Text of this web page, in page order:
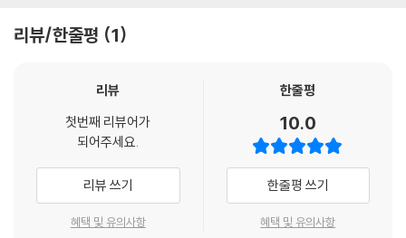
리뷰/한줄평 1
리뷰
첫번째 리뷰어가
되어주세요.
리뷰 쓰기
혜택 및 유의사항
한줄평
10.0
한줄평 쓰기
혜택 및 유의사항